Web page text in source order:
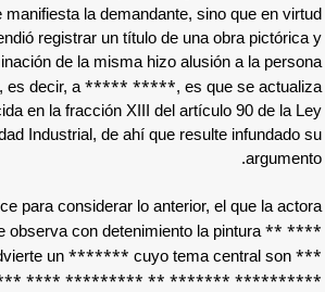
como infundadamente manifiesta la
de que la actora pretendió registrar un título
además en la denominación de la misma
que realizó la misma, es decir, a*****
la prohibición establecida en la fracción XIII
de la Propiedad Industrial, de ahí
No resulta óbice para considerar lo
manifieste que si se observa con
**** ** ****”, se advierte un*******
******* *** *** ****** **** *********